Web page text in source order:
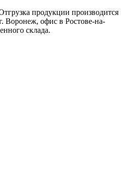
продукции производится
Воронеж, офис в Ростове-на-
склада.